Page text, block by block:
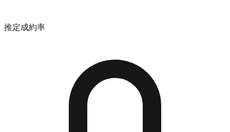
推定成約率